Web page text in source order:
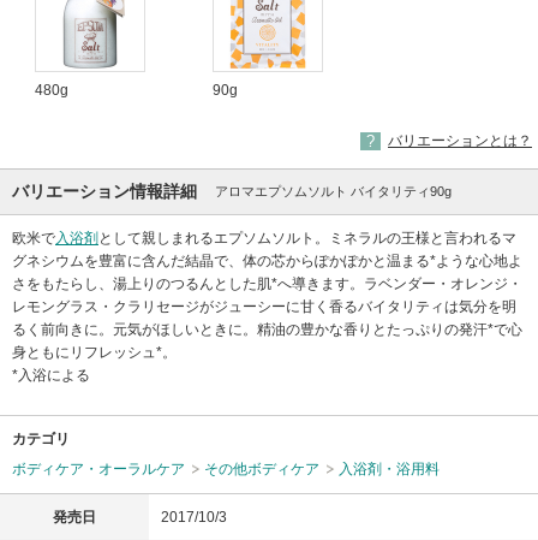
480g 90g
バリエーションとは？
バリエーション情報詳細 アロマエプソムソルト バイタリティ90g
欧米で入浴剤 として親しまれるエプソムソルト。ミネラルの王様と言われるマ
グネシウムを豊富に含んだ結晶で、体の芯からぽかぽかと温まる*ような心地よ
さをもたらし、湯上りのつるんとした肌*へ導きます。ラベンダー・オレンジ・
レモングラス・クラリセージがジューシーに甘く香るバイタリティは気分を明
るく前向きに。元気がほしいときに。精油の豊かな香りとたっぷりの発汗*で心
身ともにリフレッシュ*。
*入浴による
カテゴリ
ボディケア・オーラルケア
その他ボディケア 入浴剤・浴用料
発売日 2017/10/3